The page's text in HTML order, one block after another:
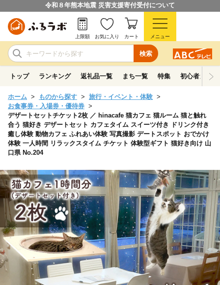
令和８年熊本地震 災害支援寄付受付について
検索
上限額 お気に入り カート メニュー
トップ ランキング 返礼品一覧 まち一覧 特集 初心者ガイド
ホーム ものから探す
旅行・イベント・体験
お食事券・入場券・優待券
デザートセットチケット2枚 ／ hinacafe 猫カフェ 猫ルーム 猫と触れ
合う 猫好き デザートセット カフェタイム スイーツ付き ドリンク付き
癒し体験 動物カフェ ふれあい体験 写真撮影 デートスポット おでかけ
体験 一人時間 リラックスタイム チケット 体験型ギフト 猫好き向け 山
口県 No.204